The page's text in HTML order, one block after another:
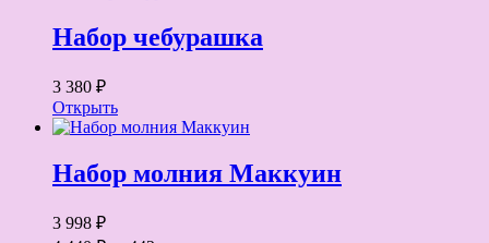
Набор чебурашка
3 380 ₽
Открыть
Набор молния Маккуин
3 998 ₽